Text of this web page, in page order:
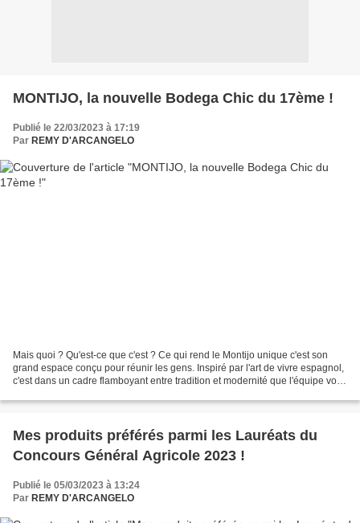
MONTIJO, la nouvelle Bodega Chic du 17ème !
Publié le 22/03/2023 à 17:19
Par REMY D'ARCANGELO
Mais quoi ? Qu'est-ce que c'est ? Ce qui rend le Montijo unique c'est son
grand espace conçu pour réunir les gens. Inspiré par l'art de vivre espagnol,
c'est dans un cadre flamboyant entre tradition et modernité que l'équipe vous
Mes produits préférés parmi les Lauréats du
Concours Général Agricole 2023 !
Publié le 05/03/2023 à 13:24
Par REMY D'ARCANGELO